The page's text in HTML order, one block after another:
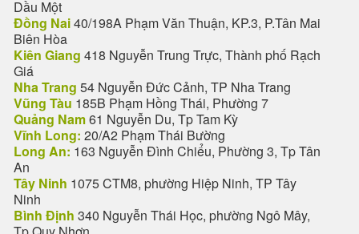
Dầu Một
Đồng Nai40/198A Phạm Văn Thuận, KP.3, P.Tân Mai
Biên Hòa
Kiên Giang 418 Nguyễn Trung Trực, Thành phố Rạch
Giá
Nha Trang 54 Nguyễn Đức Cảnh, TP Nha Trang
Vũng Tàu 185B Phạm Hồng Thái, Phường 7
Quảng Nam61 Nguyễn Du, Tp Tam Kỳ
Vĩnh Long: 20/A2 Phạm Thái Bường
Long An: 163 Nguyễn Đình Chiểu, Phường 3, Tp Tân
An
Tây Ninh 1075 CTM8, phường Hiệp Ninh, TP Tây
Ninh
Bình Định 340 Nguyễn Thái Học, phường Ngô Mây,